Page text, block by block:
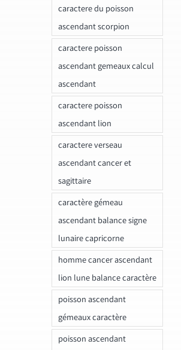
caractere du poisson
ascendant scorpion
caractere poisson
ascendant gemeaux calcul
ascendant
caractere poisson
ascendant lion
caractere verseau
ascendant cancer et
sagittaire
caractère gémeau
ascendant balance signe
lunaire capricorne
homme cancer ascendant
lion lune balance caractère
poisson ascendant
gémeaux caractère
poisson ascendant